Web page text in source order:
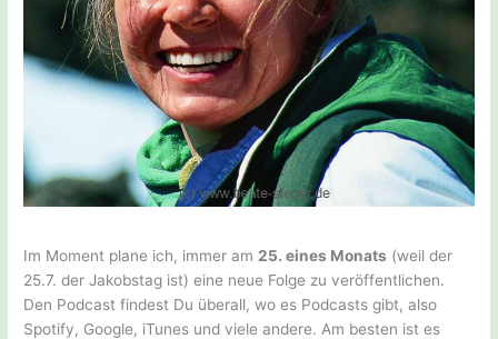
Im Moment plane ich, immer am 25. eines Monats (weil der
25.7. der Jakobstag ist) eine neue Folge zu veröffentlichen.
Den Podcast findest Du überall, wo es Podcasts gibt, also
Spotify, Google, iTunes und viele andere. Am besten ist es